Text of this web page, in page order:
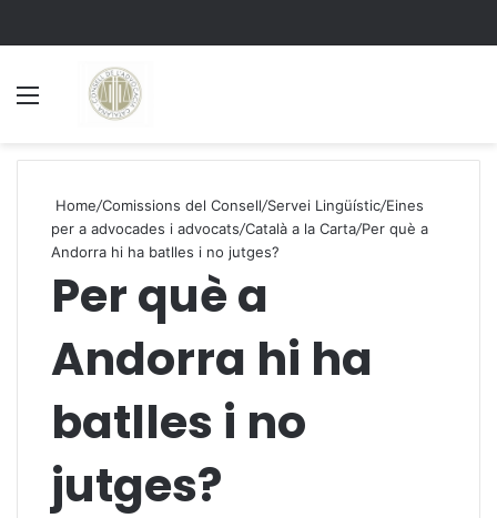
Home/Comissions del Consell/Servei Lingüístic/Eines
per a advocades i advocats/Català a la Carta/Per què a
Andorra hi ha batlles i no jutges?
Per què a
Andorra hi ha
batlles i no
jutges?